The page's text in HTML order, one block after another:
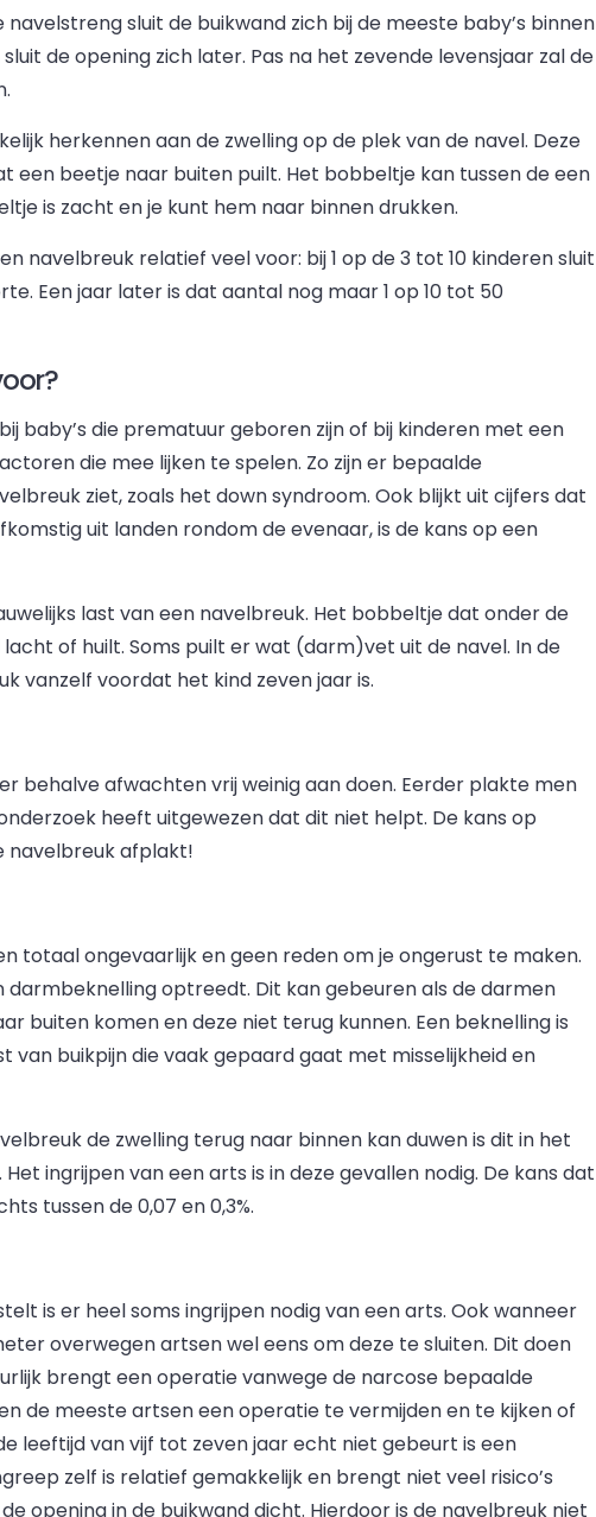
sluit de buikwand zich bij de meeste baby’s binnen
de opening zich later. Pas na het zevende levensjaar zal de
herkennen aan de zwelling op de plek van de navel. Deze
een beetje naar buiten puilt. Het bobbeltje kan tussen de een
is zacht en je kunt hem naar binnen drukken.
navelbreuk relatief veel voor: bij 1 op de 3 tot 10 kinderen sluit
Een jaar later is dat aantal nog maar 1 op 10 tot 50
baby’s die prematuur geboren zijn of bij kinderen met een
die mee lijken te spelen. Zo zijn er bepaalde
ziet, zoals het down syndroom. Ook blijkt uit cijfers dat
uit landen rondom de evenaar, is de kans op een
last van een navelbreuk. Het bobbeltje dat onder de
of huilt. Soms puilt er wat (darm)vet uit de navel. In de
vanzelf voordat het kind zeven jaar is.
behalve afwachten vrij weinig aan doen. Eerder plakte men
heeft uitgewezen dat dit niet helpt. De kans op
navelbreuk afplakt!
totaal ongevaarlijk en geen reden om je ongerust te maken.
optreedt. Dit kan gebeuren als de darmen
buiten komen en deze niet terug kunnen. Een beknelling is
van buikpijn die vaak gepaard gaat met misselijkheid en
de zwelling terug naar binnen kan duwen is dit in het
ingrijpen van een arts is in deze gevallen nodig. De kans dat
tussen de 0,07 en 0,3%.
is er heel soms ingrijpen nodig van een arts. Ook wanneer
overwegen artsen wel eens om deze te sluiten. Dit doen
brengt een operatie vanwege de narcose bepaalde
de meeste artsen een operatie te vermijden en te kijken of
leeftijd van vijf tot zeven jaar echt niet gebeurt is een
zelf is relatief gemakkelijk en brengt niet veel risico’s
opening in de buikwand dicht. Hierdoor is de navelbreuk niet